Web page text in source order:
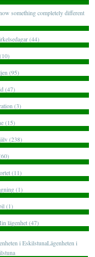
something completely different
(44)
(95)
(47)
(3)
(15)
(238)
(11)
(1)
(1)
lägenhet (47)
i EskilstunaLägenheten i